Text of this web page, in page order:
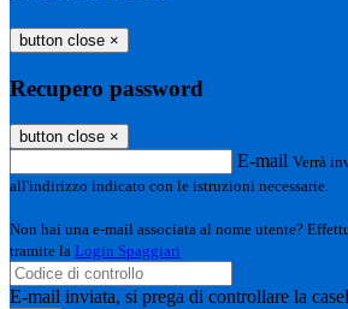
button close ×
Recupero password
button close ×
E-mail Verrà
all'indirizzo indicato con le istruzioni necessarie.
Non hai una e-mail associata al nome utente?
tramite la Login Spaggiari
E-mail inviata, si prega di controllare la